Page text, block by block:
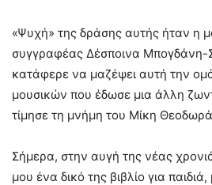
«Ψυχή» της δράσης αυτής ήταν η
συγγραφέας Δέσποινα Μπογδάνη-
κατάφερε να μαζέψει αυτή την
μουσικών που έδωσε μια άλλη
τίμησε τη μνήμη του Μίκη
Σήμερα, στην αυγή της νέας
μου ένα δικό της βιβλίο για